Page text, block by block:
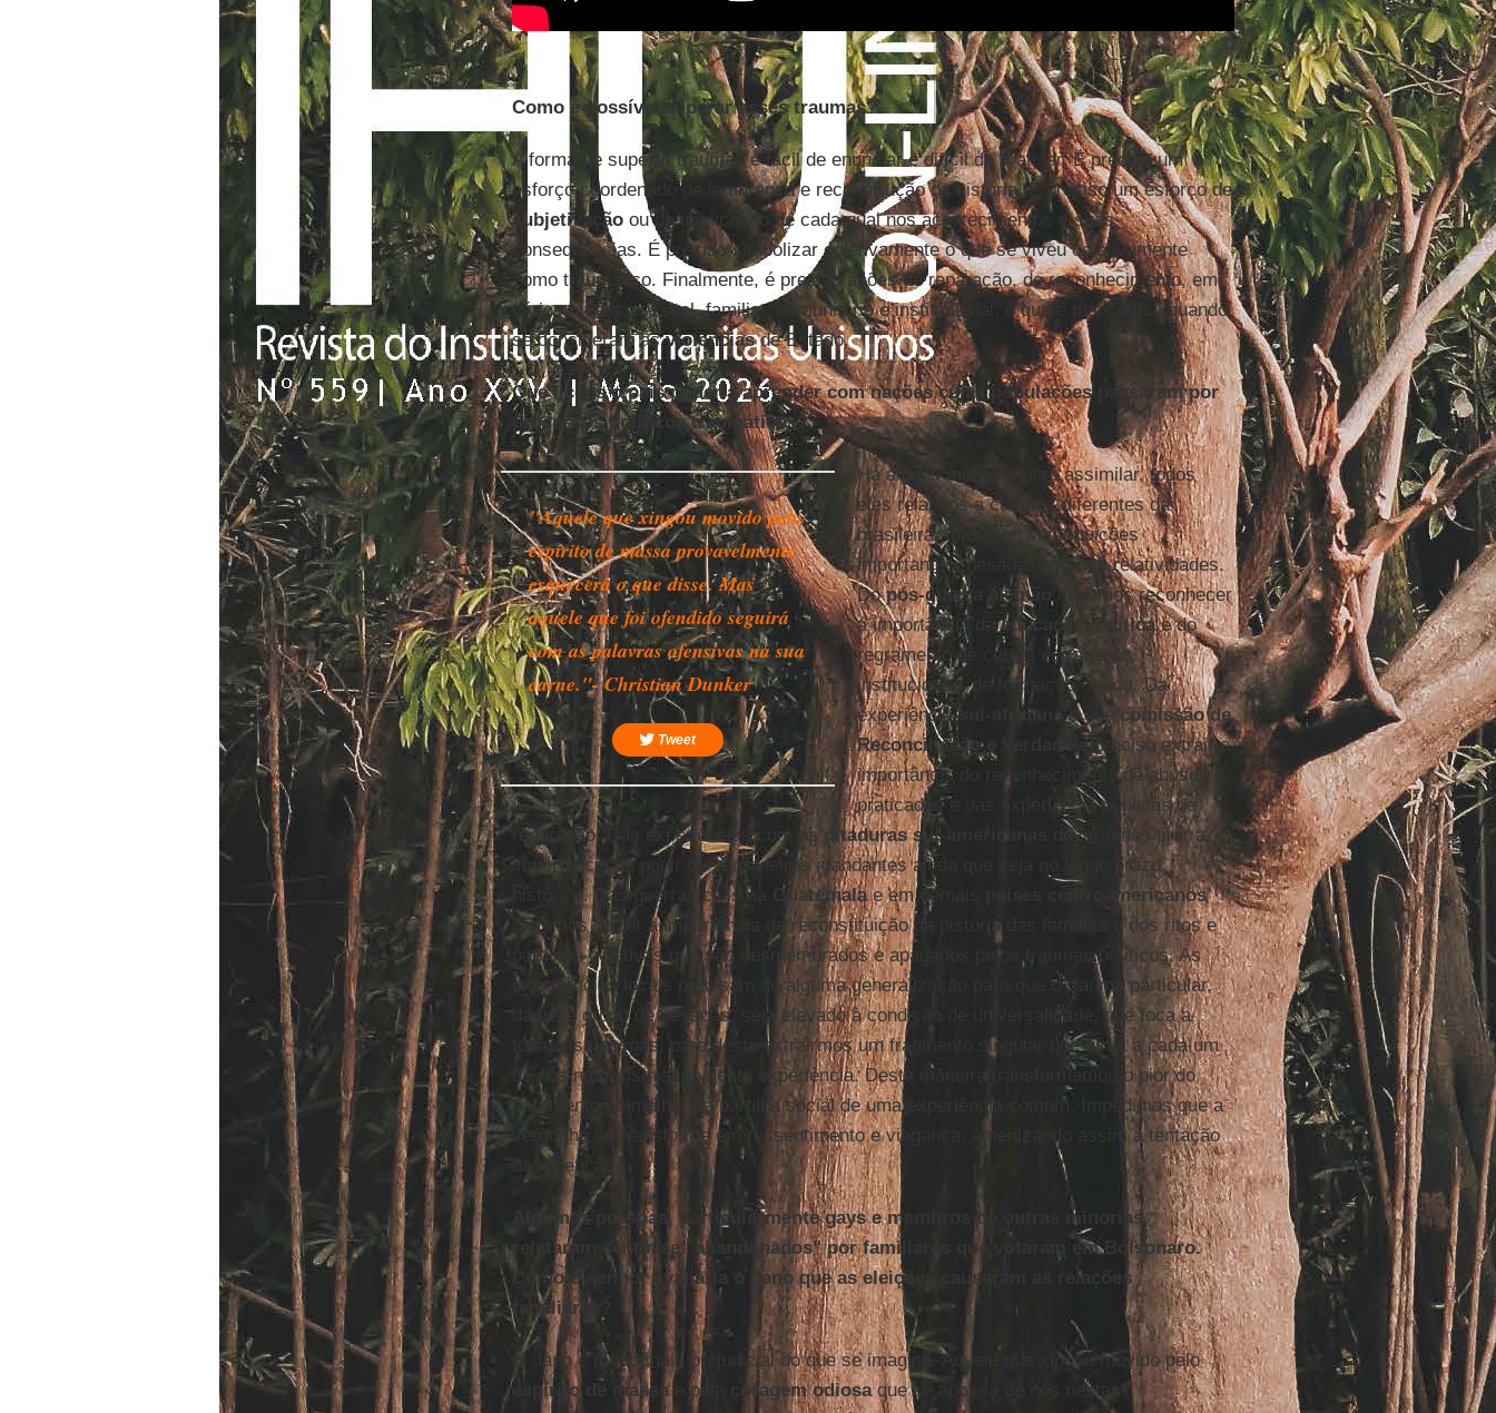
Como é possível superar esses traumas?
A forma de superar traumas é fácil de enunciar e difícil de praticar. É preciso um
esforço coordenado de lembrança e reconstrução da história. É preciso um esforço de
subjetivaçãoou de implicação de cada qual nos acontecimentos e suas
consequências. É preciso simbolizar coletivamente o que se viveu coletivamente
como traumático. Finalmente, é preciso ações de reparação, de reconhecimento, em
vários níveis: pessoal, familiar, comunitário e institucional, o que é mais difícil quando
se consideram asviolênciasde Estado.
Que lições o país poderia aprender com nações cujas populações passaram por
processos políticos traumáticos?
"Aquele que xingou movido pelo
espírito de massa provavelmente
esquecerá o que disse. Mas
aquele que foi ofendido seguirá
com as palavras ofensivas na sua
carne."- Christian Dunker
Tweet
Há alguns modelos para assimilar, todos
eles relativos a culturas diferentes da
brasileira, mas com contribuições
importantes, pesadas as suas relatividades.
Dopós-guerra alemão devemos reconhecer
a importância daeducação políticae do
regramento de certas estratégias
institucionais de formação crítica. Da
experiênciasul-africana e sua comissão de
Reconciliação e Verdade
é preciso extrair a
importância do reconhecimento de abusos
praticados e das experiência públicas de
reparação. Das experiências com as ditaduras sul-americanas
deveríamos tirar a
importância de punir os verdadeiros mandantes ainda que seja no longo prazo
histórico. Das guerras civis na
Guatemalae em demais
países centroamericanos
devemos trazer a importância de reconstituição da história das famílias e dos ritos e
partilhas coletivas que são desmembrados e apagados pelos traumas políticos. As
experiências locais precisam de alguma generalização para que o trauma particular,
daquele grupo de pessoas, seja elevado à condição de universalidade, que toca a
todas as pessoas, para desta extrairmos um fragmento singular que sirva a cada um
de nós na transmissão desta experiência. Desta maneira transformamos o pior do
sofrimento no melhor da partilha social de uma experiência comum. Impedimos que a
vergonha se transforme em ressentimento e vingança, amenizando assim a tentação
da repetição.
Algumas pessoas, particularmente gays e membros de outras minorias,
relataram sentir-se "abandonados" por familiares que votaram em Bolsonaro.
Como o senhor avaliaria o dano que as eleições causaram as relações
familiares?
O dano é muito mais prejudicial do que se imagina. Aquele que xingou movido pelo
espírito de massae pela coragem odiosaque se apossa de nós nestas